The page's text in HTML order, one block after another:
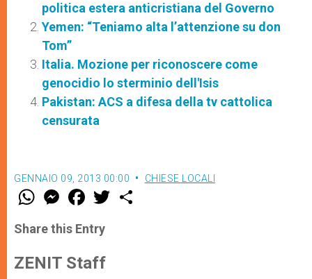
politica estera anticristiana del Governo
Yemen: “Teniamo alta l’attenzione su don
Tom”
Italia. Mozione per riconoscere come
genocidio lo sterminio dell'Isis
Pakistan: ACS a difesa della tv cattolica
censurata
GENNAIO 09, 2013 00:00 CHIESE LOCALI
W
t
s
p
p
M
e
s
e
g
e
F
a
e
b
o
k
w
Share this Entry
ZENIT Staff